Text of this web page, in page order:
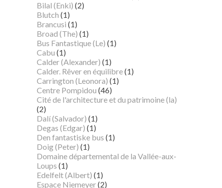
Bilal (Enki) (2)
Blutch (1)
Brancusi (1)
Broad (The) (1)
Bus Fantastique (Le) (1)
Cabu (1)
Calder (Alexander) (1)
Calder. Rêver en équilibre(1)
Carrington (Leonora) (1)
Centre Pompidou (46)
Cité de l'architecture et du patrimoine (la)
(2)
Dalí (Salvador) (1)
Degas (Edgar) (1)
Den fantastiske bus (1)
Doig (Peter) (1)
Domaine départemental de la Vallée-aux-
Loups (1)
Edelfelt (Albert) (1)
Espace Niemeyer(2)